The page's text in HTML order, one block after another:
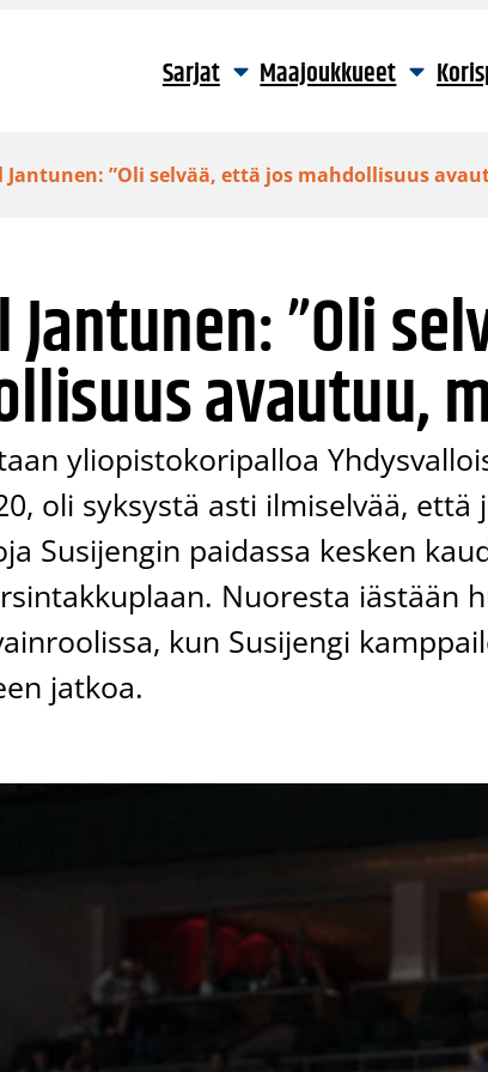
Sarjat Maajoukkueet
Jantunen: ”Oli selvää, että jos mahdollisuus
”Oli
avautuu,
yliopistokoripalloa
oli syksystä asti ilmiselvää,
Susijengin paidassa kesken
Nuoresta iästään
kun Susijengi
jatkoa.